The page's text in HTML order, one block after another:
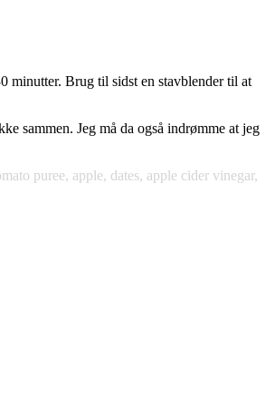
minutter. Brug til sidst en stavblender til at
sammen. Jeg må da også indrømme at jeg
puree, apple, dates, apple cider vinegar,